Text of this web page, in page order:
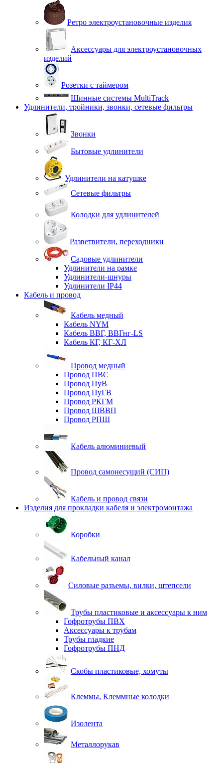
Ретро электроустановочные изделия
Аксессуары для электроустановочных
изделий
Розетки с таймером
Шинные системы MultiTrack
Удлинители, тройники, звонки, сетевые фильтры
Звонки
Бытовые удлинители
Удлинители на катушке
Сетевые фильтры
Колодки для удлинителей
Разветвители, переходники
Садовые удлинители
Удлинители на рамке
Удлинители-шнуры
Удлинители IP44
Кабель и провод
Кабель медный
Кабель NYM
Кабель ВВГ, ВВГнг-LS
Кабель КГ, КГ-ХЛ
Провод медный
Провод ПВС
Провод ПуВ
Провод ПуГВ
Провод РКГМ
Провод ШВВП
Провод РПШ
Кабель алюминиевый
Провод самонесущий (СИП)
Кабель и провод связи
Изделия для прокладки кабеля и электромонтажа
Коробки
Кабельный канал
Силовые разъемы, вилки, штепсели
Трубы пластиковые и аксессуары к ним
Гофротрубы ПВХ
Аксессуары к трубам
Трубы гладкие
Гофротрубы ПНД
Скобы пластиковые, хомуты
Клеммы, Клеммные колодки
Изолента
Металлорукав